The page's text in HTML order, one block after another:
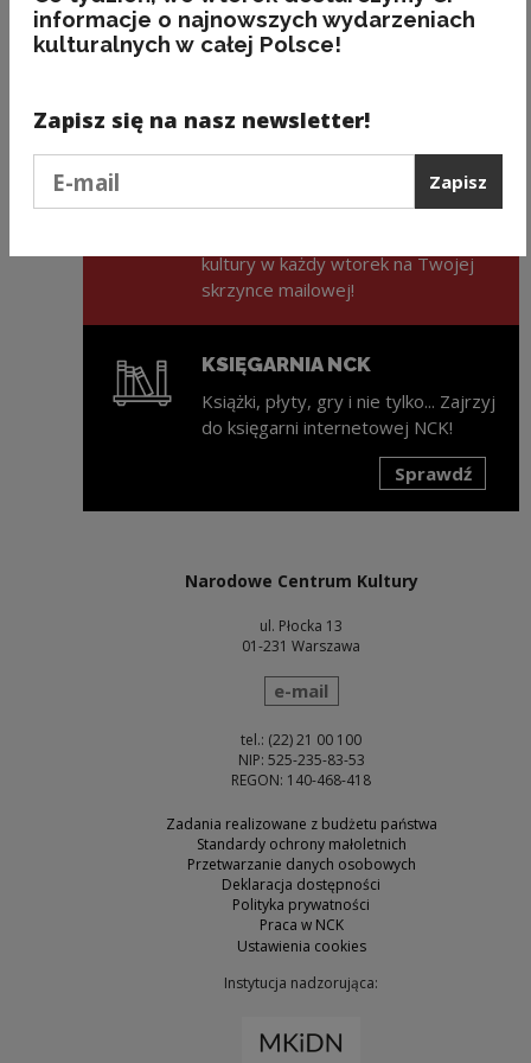
GOK Lipno
ZAPISZ SIĘ NA NEWSLETTER
kultury w każdy wtorek na Twojej
skrzynce mailowej!
KSIĘGARNIA NCK
Książki, płyty, gry i nie tylko... Zajrzyj
do księgarni internetowej NCK!
Sprawdź
Narodowe Centrum Kultury
ul. Płocka 13
01-231 Warszawa
wyślij wiadomość
e-mail
tel.: (22) 21 00 100
NIP: 525-235-83-53
REGON: 140-468-418
Zadania realizowane z budżetu państwa
Standardy ochrony małoletnich
Przetwarzanie danych osobowych
Deklaracja dostępności
Polityka prywatności
Praca w NCK
Ustawienia cookies
Instytucja nadzorująca:
informacje o najnowszych wydarzeniach
kulturalnych w całej Polsce!
Zapisz się na nasz newsletter!
Zapisz